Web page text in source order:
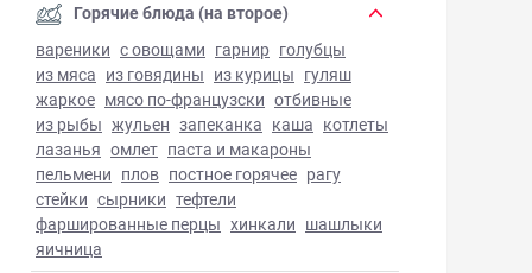
Горячие блюда (на второе)
вареники с овощами гарнир голубцы
из мяса из говядины из курицы гуляш
жаркое мясо по-французски отбивные
из рыбы жульен запеканка каша котлеты
лазанья омлет паста и макароны
пельмени плов постное горячее рагу
стейки сырники тефтели
фаршированные перцы хинкали шашлыки
яичница